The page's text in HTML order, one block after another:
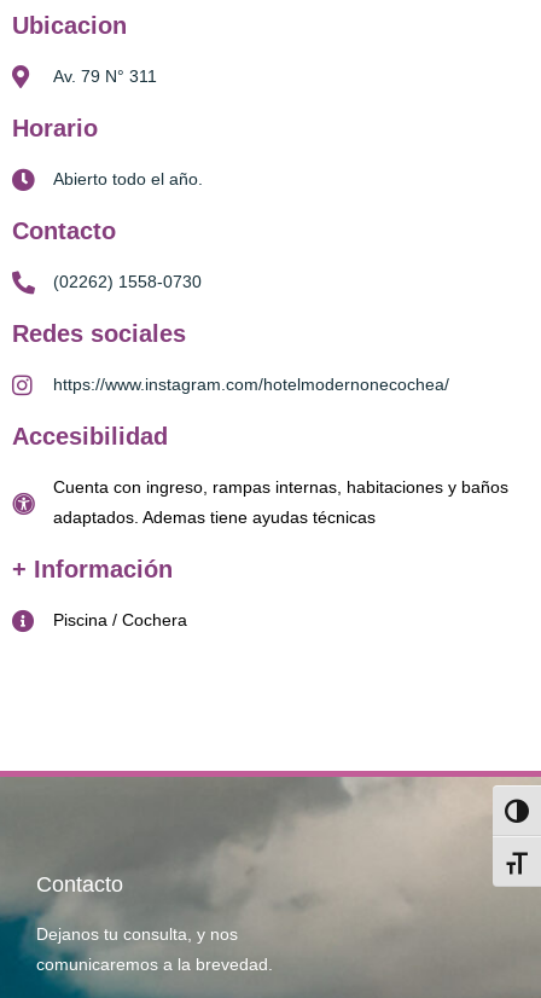
Ubicacion
Av. 79 N° 311
Horario
Abierto todo el año.
Contacto
(02262) 1558-0730
Redes sociales
https://www.instagram.com/hotelmodernonecochea/
Accesibilidad
Cuenta con ingreso, rampas internas, habitaciones y baños
adaptados. Ademas tiene ayudas técnicas
+ Información
Piscina / Cochera
Contacto
Dejanos tu consulta, y nos
comunicaremos a la brevedad.